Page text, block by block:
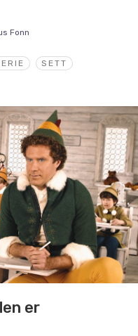
SETT
Fonn
er